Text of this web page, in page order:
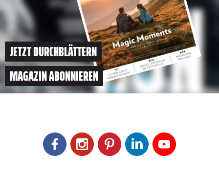
JETZT DURCHBLÄTTERN
MAGAZIN ABONNIEREN